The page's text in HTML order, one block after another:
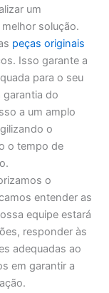
um
solução.
peças originais
Isso garante a
para o seu
garantia do
a um amplo
o
o tempo de
o
entender as
equipe estará
responder às
adequadas ao
em garantir a